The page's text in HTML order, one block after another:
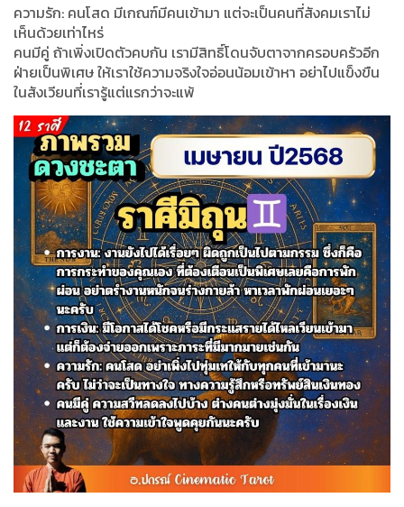
ความรัก: คนโสด มีเกณฑ์มีคนเข้ามา แต่จะเป็นคนที่สังคมเราไม่
เห็นด้วยเท่าไหร่
คนมีคู่ ถ้าเพิ่งเปิดตัวคบกัน เรามีสิทธิ์โดนจับตาจากครอบครัวอีก
ฝ่ายเป็นพิเศษ ให้เราใช้ความจริงใจอ่อนน้อมเข้าหา อย่าไปแข็งขืน
ในสังเวียนที่เรารู้แต่แรกว่าจะแพ้